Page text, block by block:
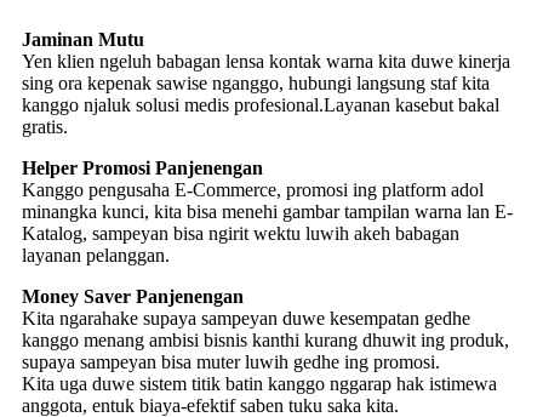
Jaminan Mutu
Yen klien ngeluh babagan lensa kontak warna kita duwe kinerja
sing ora kepenak sawise nganggo, hubungi langsung staf kita
kanggo njaluk solusi medis profesional.Layanan kasebut bakal
gratis.
Helper Promosi Panjenengan
Kanggo pengusaha E-Commerce, promosi ing platform adol
minangka kunci, kita bisa menehi gambar tampilan warna lan E-
Katalog, sampeyan bisa ngirit wektu luwih akeh babagan
layanan pelanggan.
Money Saver Panjenengan
Kita ngarahake supaya sampeyan duwe kesempatan gedhe
kanggo menang ambisi bisnis kanthi kurang dhuwit ing produk,
supaya sampeyan bisa muter luwih gedhe ing promosi.
Kita uga duwe sistem titik batin kanggo nggarap hak istimewa
anggota, entuk biaya-efektif saben tuku saka kita.